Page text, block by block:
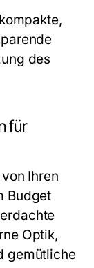
des
für
Ihren
Budget
Optik,
gemütliche